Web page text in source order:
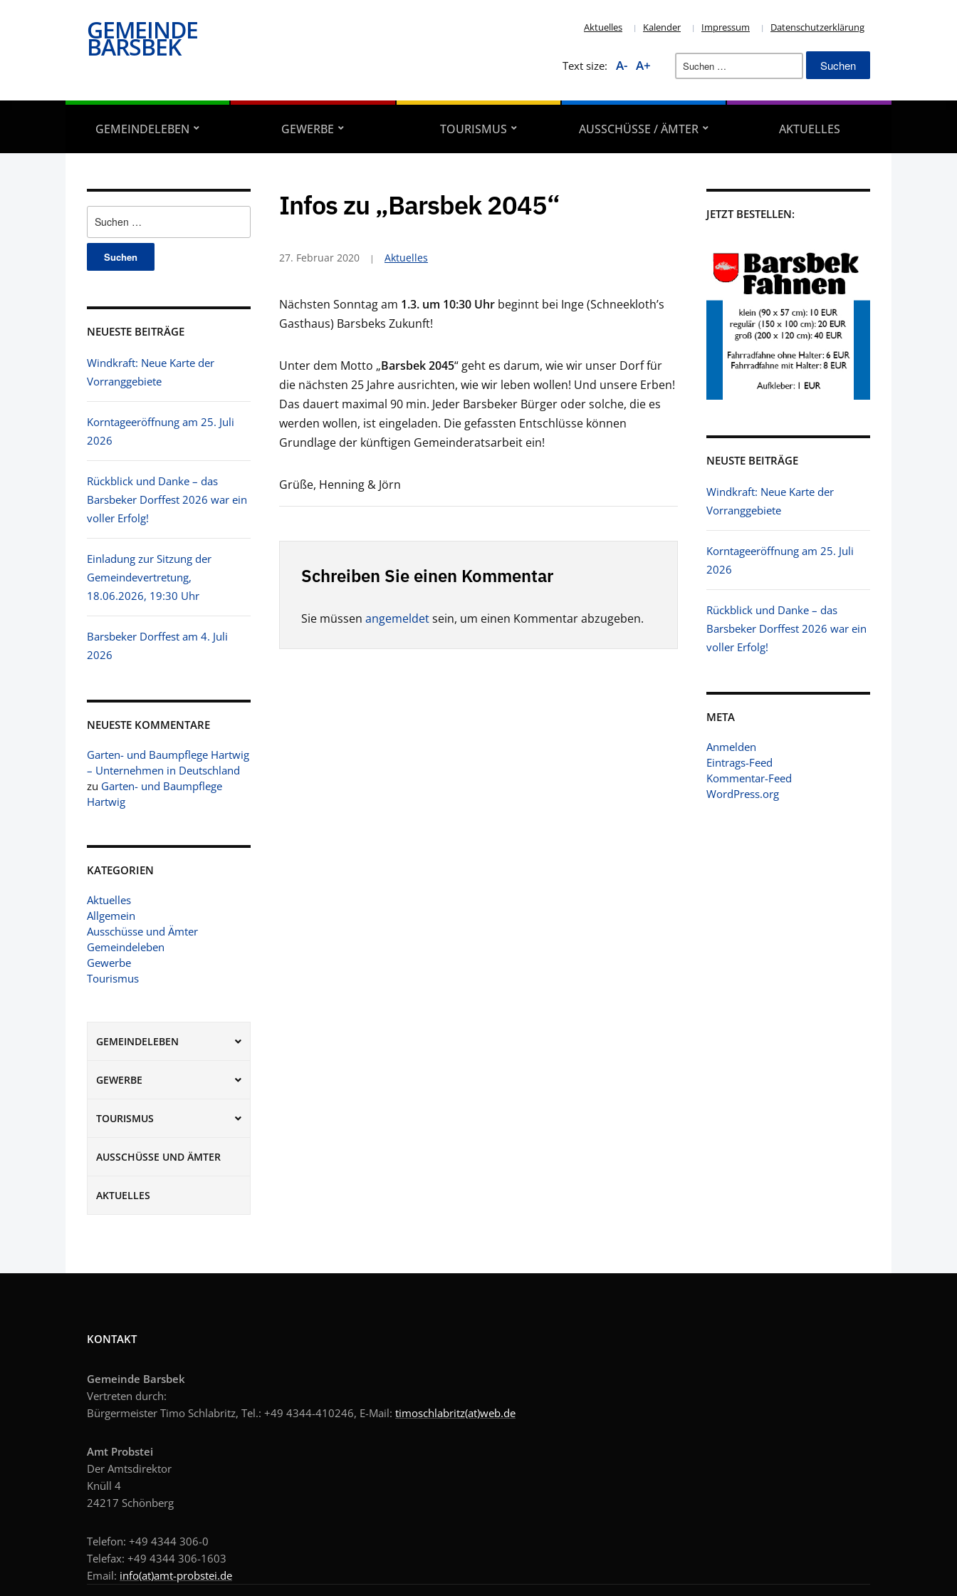
GEMEINDE
BARSBEK
Aktuelles Kalender Impressum Datenschutzerklärung
Text size: A- A+
Suchen
nach:
GEMEINDELEBEN GEWERBE TOURISMUS AUSSCHÜSSE / ÄMTER AKTUELLES
nach:
NEUESTE BEITRÄGE
Windkraft: Neue Karte der
Vorranggebiete
Korntageeröffnung am 25. Juli
2026
Rückblick und Danke – das
Barsbeker Dorffest 2026 war ein
voller Erfolg!
Einladung zur Sitzung der
Gemeindevertretung,
18.06.2026, 19:30 Uhr
Barsbeker Dorffest am 4. Juli
2026
NEUESTE KOMMENTARE
Garten- und Baumpflege Hartwig
– Unternehmen in Deutschland
zu Garten- und Baumpflege
Hartwig
KATEGORIEN
Aktuelles
Allgemein
Ausschüsse und Ämter
Gemeindeleben
Gewerbe
Tourismus
GEMEINDELEBEN
GEWERBE
TOURISMUS
AUSSCHÜSSE UND ÄMTER
AKTUELLES
Infos zu „Barsbek 2045“
27. Februar 2020 Aktuelles
Nächsten Sonntag am 1.3. um 10:30 Uhr beginnt bei Inge (Schneekloth’s
Gasthaus) Barsbeks Zukunft!
Unter dem Motto „Barsbek 2045“ geht es darum, wie wir unser Dorf für
die nächsten 25 Jahre ausrichten, wie wir leben wollen! Und unsere Erben!
Das dauert maximal 90 min. Jeder Barsbeker Bürger oder solche, die es
werden wollen, ist eingeladen. Die gefassten Entschlüsse können
Grundlage der künftigen Gemeinderatsarbeit ein!
Grüße, Henning & Jörn
Schreiben Sie einen Kommentar
Sie müssen angemeldetsein, um einen Kommentar abzugeben.
JETZT BESTELLEN:
NEUSTE BEITRÄGE
Windkraft: Neue Karte der
Vorranggebiete
Korntageeröffnung am 25. Juli
2026
Rückblick und Danke – das
Barsbeker Dorffest 2026 war ein
voller Erfolg!
META
Anmelden
Eintrags-Feed
Kommentar-Feed
WordPress.org
KONTAKT
Gemeinde Barsbek
Vertreten durch:
Bürgermeister Timo Schlabritz, Tel.: +49 4344-410246, E-Mail: timoschlabritz(at)web.de
Amt Probstei
Der Amtsdirektor
Knüll 4
24217 Schönberg
Telefon: +49 4344 306-0
Telefax: +49 4344 306-1603
Email: info(at)amt-probstei.de